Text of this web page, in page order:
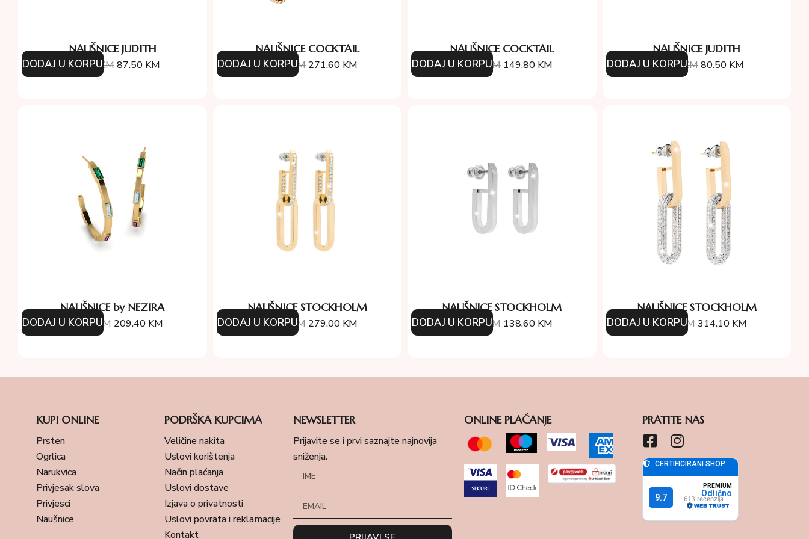
NAUŠNICE JUDITH
125.00KM87.50 KM
DODAJ U KORPU
NAUŠNICE COCKTAIL
388.00KM 271.60 KM
DODAJ U KORPU
NAUŠNICE COCKTAIL
214.00KM 149.80 KM
DODAJ U KORPU
NAUŠNICE JUDITH
115.00KM80.50 KM
DODAJ U KORPU
NAUŠNICE by NEZIRA
349.00KM 209.40 KM
DODAJ U KORPU
NAUŠNICE STOCKHOLM
310.00KM 279.00 KM
DODAJ U KORPU
NAUŠNICE STOCKHOLM
154.00KM 138.60 KM
DODAJ U KORPU
NAUŠNICE STOCKHOLM
349.00KM314.10 KM
DODAJ U KORPU
KUPI ONLINE
Prsten
Ogrlica
Narukvica
Privjesak slova
Privjesci
Naušnice
PODRŠKA KUPCIMA
Veličine nakita
Uslovi korištenja
Način plaćanja
Uslovi dostave
Izjava o privatnosti
Uslovi povrata i reklamacije
Kontakt
NEWSLETTER
Prijavite se i prvi saznajte najnovija
sniženja.
ONLINE PLAĆANJE PRATITE NAS